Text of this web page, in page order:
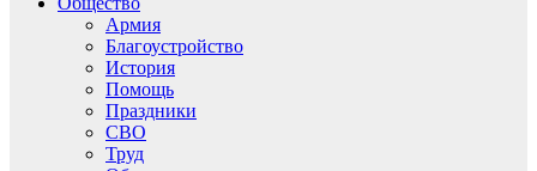
Армия
Благоустройство
История
Помощь
Праздники
СВО
Труд